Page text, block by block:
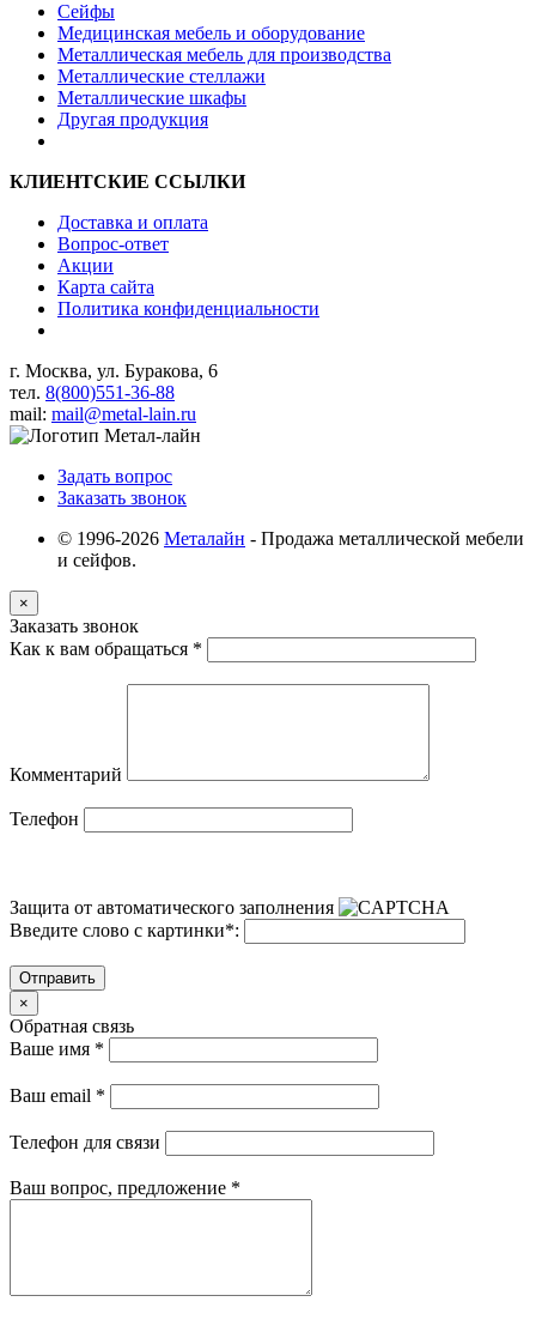
Сейфы
Медицинская мебель и оборудование
Металлическая мебель для производства
Металлические стеллажи
Металлические шкафы
Другая продукция
КЛИЕНТСКИЕ ССЫЛКИ
Доставка и оплата
Вопрос-ответ
Акции
Карта сайта
Политика конфиденциальности
г. Москва, ул. Буракова, 6
тел. 8(800)551-36-88
mail: mail@metal-lain.ru
Задать вопрос
Заказать звонок
© 1996-2026 Металайн - Продажа металлической мебели
и сейфов.
×
Заказать звонок
Как к вам обращаться *
Комментарий
Телефон
Защита от автоматического заполнения
Введите слово с картинки*:
Отправить
×
Обратная связь
Ваше имя *
Ваш email *
Телефон для связи
Ваш вопрос, предложение *